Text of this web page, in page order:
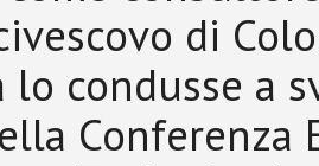
di
lo condusse a
Conferenza